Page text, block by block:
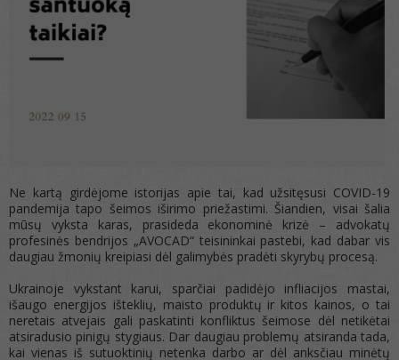
Ne kartą girdėjome istorijas apie tai, kad užsitęsusi COVID-19
pandemija tapo šeimos iširimo priežastimi. Šiandien, visai šalia
mūsų vyksta karas, prasideda ekonominė krizė – advokatų
profesinės bendrijos „AVOCAD“ teisininkai pastebi, kad dabar vis
daugiau žmonių kreipiasi dėl galimybės pradėti skyrybų procesą.
Ukrainoje vykstant karui, sparčiai padidėjo infliacijos mastai,
išaugo energijos išteklių, maisto produktų ir kitos kainos, o tai
neretais atvejais gali paskatinti konfliktus šeimose dėl netikėtai
atsiradusio pinigų stygiaus. Dar daugiau problemų atsiranda tada,
kai vienas iš sutuoktinių netenka darbo ar dėl anksčiau minėtų